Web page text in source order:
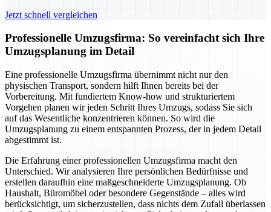
Jetzt schnell vergleichen
Professionelle Umzugsfirma: So vereinfacht sich Ihre
Umzugsplanung im Detail
Eine professionelle Umzugsfirma übernimmt nicht nur den
physischen Transport, sondern hilft Ihnen bereits bei der
Vorbereitung. Mit fundiertem Know-how und strukturiertem
Vorgehen planen wir jeden Schritt Ihres Umzugs, sodass Sie sich
auf das Wesentliche konzentrieren können. So wird die
Umzugsplanung zu einem entspannten Prozess, der in jedem Detail
abgestimmt ist.
Die Erfahrung einer professionellen Umzugsfirma macht den
Unterschied. Wir analysieren Ihre persönlichen Bedürfnisse und
erstellen daraufhin eine maßgeschneiderte Umzugsplanung. Ob
Haushalt, Büromöbel oder besondere Gegenstände – alles wird
berücksichtigt, um sicherzustellen, dass nichts dem Zufall überlassen